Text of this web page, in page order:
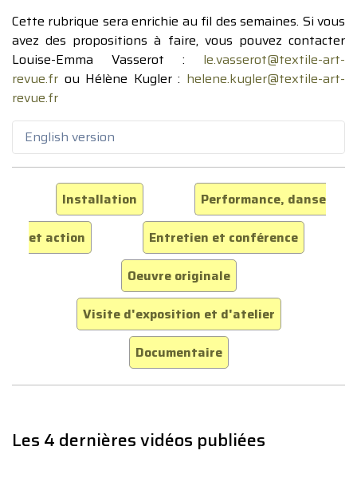
Cette rubrique sera enrichie au fil des semaines. Si vous
avez des propositions à faire, vous pouvez contacter
Louise-Emma Vasserot : le.vasserot@textile-art-
revue.fr ou Hélène Kugler : helene.kugler@textile-art-
revue.fr
English version
Installation
Performance, danse
et action
Entretien et conférence
Oeuvre originale
Visite d'exposition et d'atelier
Documentaire
Les 4 dernières vidéos publiées